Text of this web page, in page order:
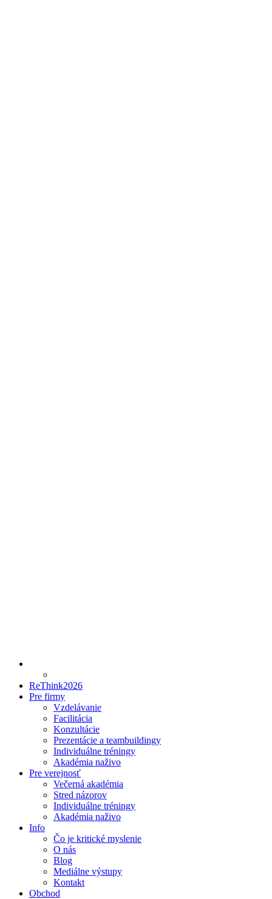
ReThink2026
Pre firmy
Vzdelávanie
Facilitácia
Konzultácie
Prezentácie a teambuildingy
Individuálne tréningy
Akadémia naživo
Pre verejnosť
Večerná akadémia
Stred názorov
Individuálne tréningy
Akadémia naživo
Info
Čo je kritické myslenie
O nás
Blog
Mediálne výstupy
Kontakt
Obchod